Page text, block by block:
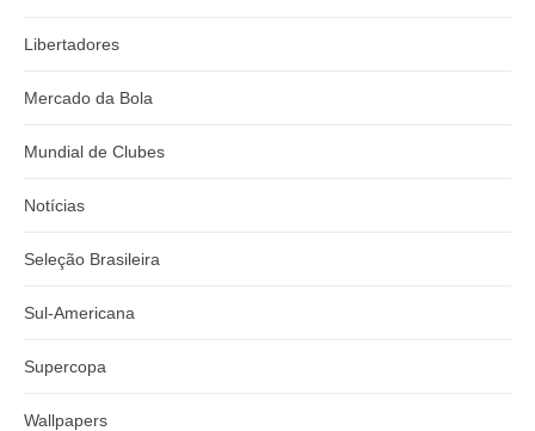
Libertadores
Mercado da Bola
Mundial de Clubes
Notícias
Seleção Brasileira
Sul-Americana
Supercopa
Wallpapers